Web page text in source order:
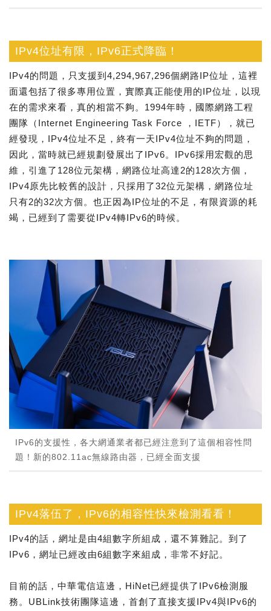
IPv4位址有限，IPv6正式降臨！
IPv4的問題，只支援到4,294,967,296個網路IP位址，這裡
面還包括了很多專用位置，實際真正能使用的IP位址，以現
在的需求來看，真的相當不夠。1994年時，國際網路工程
團隊（Internet Engineering Task Force ，IETF），就已
經發現，IPv4位址不足，終有一天IPv4位址不夠的問題，
因此，當時就已經規劃發展出了IPv6。IPv6採用宏觀的思
維，引進了128位元架構，網路位址高達2的128次方個，
IPv4原先比較舊的設計，只採用了32位元架構，網路位址
只有2的32次方個。也正因為IP位址的不足，有限資源的耗
竭，已經到了需要從IPv4轉IPv6的時候。
IPv6的支援性，各大網通業者都已經注意到了這個相容性問
題！新的802.11ac無線路由器，已經全面支援
IPv4落伍了，IPv6的相容性快來檢測看看！
IPv4的話，網址是由4組數字所組成，還不算難記。到了
IPv6，網址已經改由6組數字來組成，非常不好記。
目前的話，中華電信這邊，HiNet已經提供了IPv6檢測服
務。UBLink技術團隊這邊，首創了直接支援IPv4與IPv6的